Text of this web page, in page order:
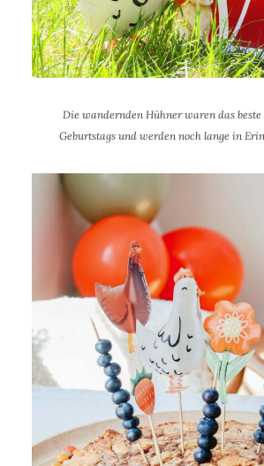
Die wandernden Hühner waren das beste
Geburtstags und werden noch lange in